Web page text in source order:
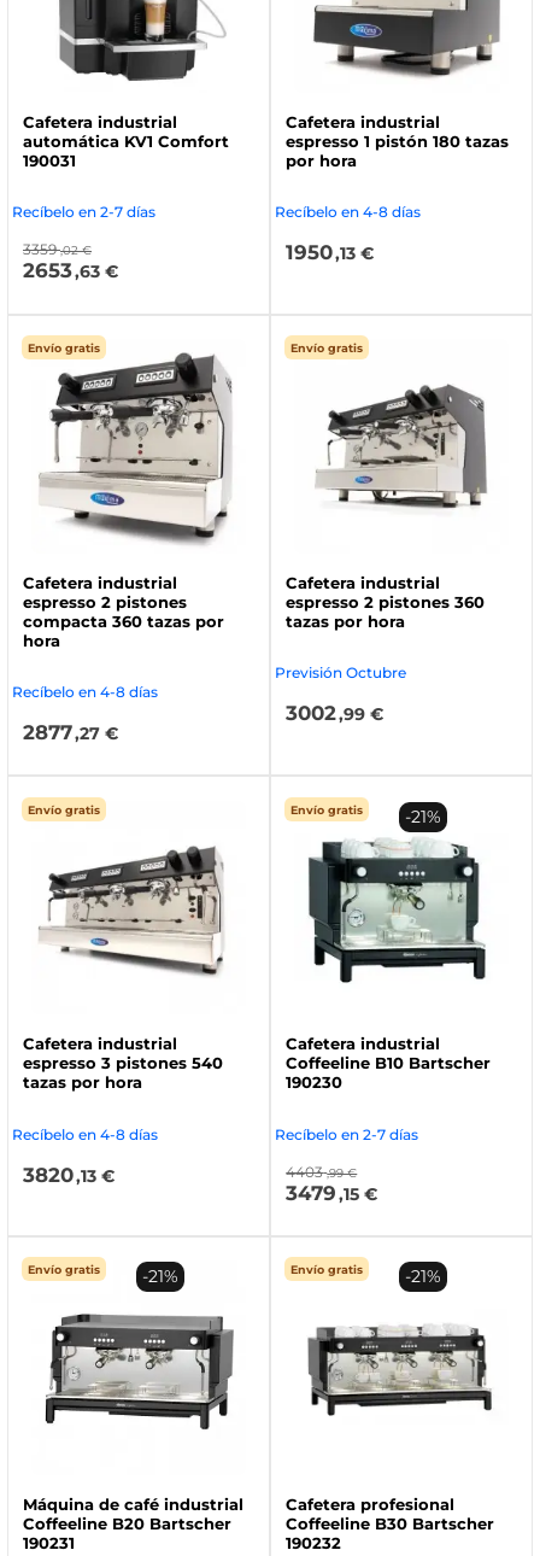
Cafetera industrial
automática KV1 Comfort
190031
Recíbelo en 2-7 días
3359 ,02 €
2653,63 €
Cafetera industrial
espresso 1 pistón 180 tazas
por hora
Recíbelo en 4-8 días
1950,13 €
Envío gratis
Cafetera industrial
espresso 2 pistones
compacta 360 tazas por
hora
Recíbelo en 4-8 días
2877,27 €
Envío gratis
Cafetera industrial
espresso 2 pistones 360
tazas por hora
Previsión Octubre
3002,99 €
Envío gratis
Cafetera industrial
espresso 3 pistones 540
tazas por hora
Recíbelo en 4-8 días
3820,13 €
Envío gratis
Cafetera industrial
Coffeeline B10 Bartscher
190230
Recíbelo en 2-7 días
4403 ,99 €
3479,15 €
-21%
Envío gratis
Máquina de café industrial
Coffeeline B20 Bartscher
190231
-21% Envío gratis
Cafetera profesional
Coffeeline B30 Bartscher
190232
-21%